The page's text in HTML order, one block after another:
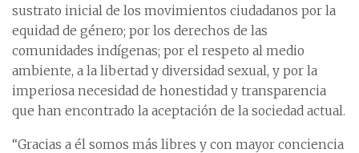
sustrato inicial de los movimientos ciudadanos por la
equidad de género; por los derechos de las
comunidades indígenas; por el respeto al medio
ambiente, a la libertad y diversidad sexual, y por la
imperiosa necesidad de honestidad y transparencia
que han encontrado la aceptación de la sociedad actual.
“Gracias a él somos más libres y con mayor conciencia